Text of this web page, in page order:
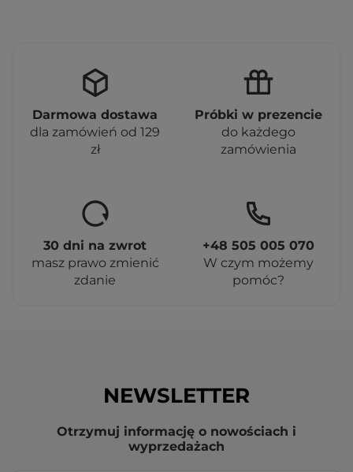
Darmowa dostawa
dla zamówień od 129
zł
Próbki w prezencie
do każdego
zamówienia
30 dni na zwrot
masz prawo zmienić
zdanie
+48 505 005 070
W czym możemy
pomóc?
NEWSLETTER
Otrzymuj informację o nowościach i
wyprzedażach